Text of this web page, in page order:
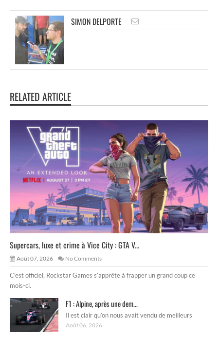
SIMON DELPORTE
RELATED ARTICLE
Supercars, luxe et crime à Vice City : GTA V...
Août 07, 2026 No Comments
C’est officiel, Rockstar Games s’apprête à frapper un grand coup ce
mois-ci.
F1 : Alpine, après une dem...
Il est clair qu’on nous avait vendu de meilleurs
Août 06, 2026